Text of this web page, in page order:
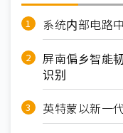
系统内部电路
屏南偏乡智能
识别
英特蒙以新一